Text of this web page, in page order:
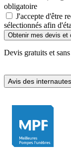
obligatoire
J'accepte d'être
sélectionnés afin
Devis gratuits et
Avis des internautes